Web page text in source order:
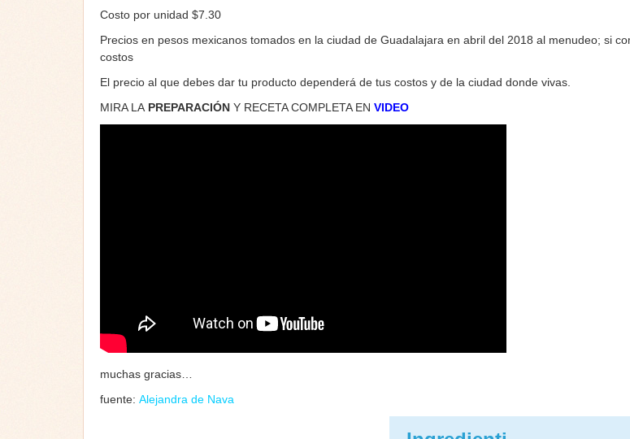
Costo por unidad $7.30
Precios en pesos mexicanos tomados en la ciudad de Guadalajara en abril del 2018 al menudeo; si
costos
El precio al que debes dar tu producto dependerá de tus costos y de la ciudad donde vivas.
MIRA LA PREPARACIÓN Y RECETA COMPLETA EN VIDEO
muchas gracias…
fuente: Alejandra de Nava